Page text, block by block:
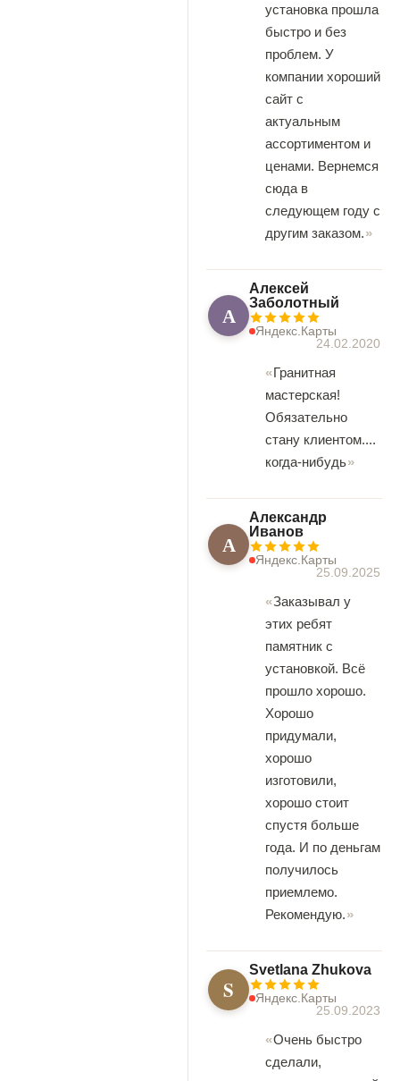
установка прошла
быстро и без
проблем. У
компании хороший
сайт с
актуальным
ассортиментом и
ценами. Вернемся
сюда в
следующем году с
другим заказом.
А
Алексей
Заболотный
Яндекс.Карты
24.02.2020
Гранитная
мастерская!
Обязательно
стану клиентом....
когда-нибудь
А
Александр
Иванов
Яндекс.Карты
25.09.2025
Заказывал у
этих ребят
памятник с
установкой. Всё
прошло хорошо.
Хорошо
придумали,
хорошо
изготовили,
хорошо стоит
спустя больше
года. И по деньгам
получилось
приемлемо.
Рекомендую.
S
Svetlana Zhukova
Яндекс.Карты
25.09.2023
Очень быстро
сделали,